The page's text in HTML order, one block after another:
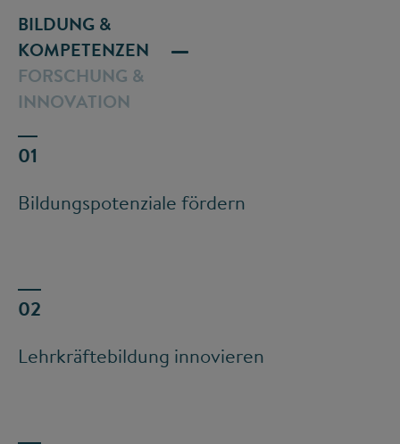
BILDUNG &
KOMPETENZEN
Bildungspotenziale fördern
Lehrkräftebildung innovieren
FORSCHUNG &
INNOVATION